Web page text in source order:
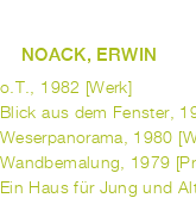
NOACK, ERWIN
o.T., 1982 [Werk]
Blick aus dem Fenster,
Weserpanorama, 1980
Wandbemalung, 1979
Ein Haus für Jung und